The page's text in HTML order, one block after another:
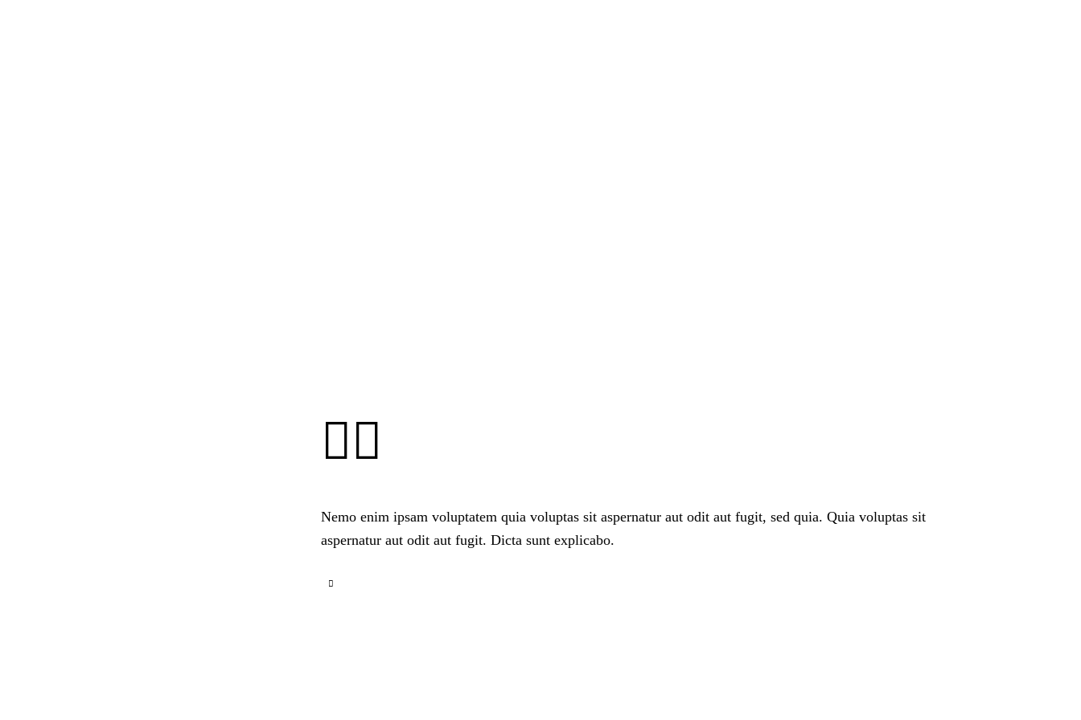
Nemo enim ipsam voluptatem quia voluptas sit aspernatur aut odit aut fugit, sed quia. Quia voluptas sit
aspernatur aut odit aut fugit. Dicta sunt explicabo.